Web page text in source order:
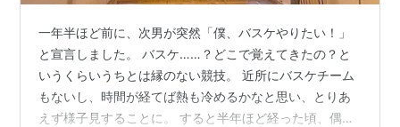
一年半ほど前に、次男が突然「僕、バスケやりたい！」
と宣言しました。 バスケ……？どこで覚えてきたの？と
いうくらいうちとは縁のない競技。 近所にバスケチーム
もないし、時間が経てば熱も冷めるかなと思い、とりあ
えず様子見することに。 すると半年ほど経った頃、偶然